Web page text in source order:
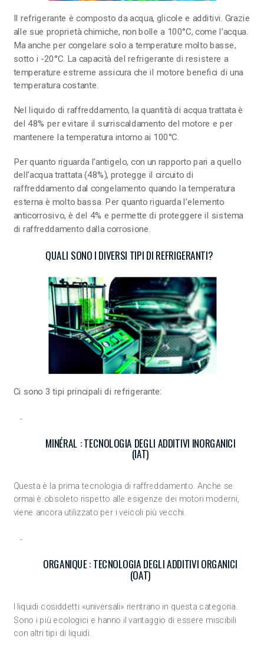
Il refrigerante è composto da acqua, glicole e additivi. Grazie
alle sue proprietà chimiche, non bolle a 100°C, come l’acqua.
Ma anche per congelare solo a temperature molto basse,
sotto i -20°C. La capacità del refrigerante di resistere a
temperature estreme assicura che il motore benefici di una
temperatura costante.
Nel liquido di raffreddamento, la quantità di acqua trattata è
del 48% per evitare il surriscaldamento del motore e per
mantenere la temperatura intorno ai 100°C.
Per quanto riguarda l’antigelo, con un rapporto pari a quello
dell’acqua trattata (48%), protegge il circuito di
raffreddamento dal congelamento quando la temperatura
esterna è molto bassa. Per quanto riguarda l’elemento
anticorrosivo, è del 4% e permette di proteggere il sistema
di raffreddamento dalla corrosione.
QUALI SONO I DIVERSI TIPI DI REFRIGERANTI?
Ci sono 3 tipi principali di refrigerante:
MINÉRAL : TECNOLOGIA DEGLI ADDITIVI INORGANICI
(IAT)
Questa è la prima tecnologia di raffreddamento. Anche se
ormai è obsoleto rispetto alle esigenze dei motori moderni,
viene ancora utilizzato per i veicoli più vecchi.
ORGANIQUE : TECNOLOGIA DEGLI ADDITIVI ORGANICI
(OAT)
I liquidi cosiddetti «universali» rientrano in questa categoria.
Sono i più ecologici e hanno il vantaggio di essere miscibili
con altri tipi di liquidi.